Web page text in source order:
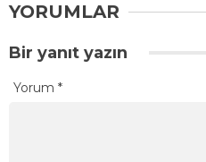
YORUMLAR
Bir yanıt yazın
Yorum *